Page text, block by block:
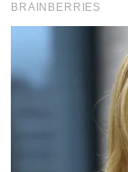
BRAINBERRIES